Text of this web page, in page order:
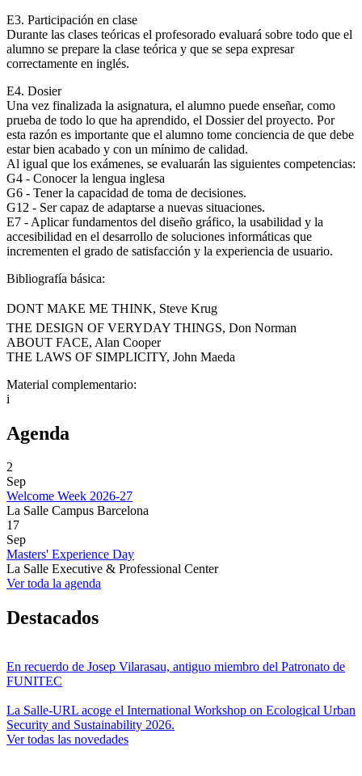
E3. Participación en clase
Durante las clases teóricas el profesorado evaluará sobre todo que el
alumno se prepare la clase teórica y que se sepa expresar
correctamente en inglés.
E4. Dosier
Una vez finalizada la asignatura, el alumno puede enseñar, como
prueba de todo lo que ha aprendido, el Dossier del proyecto. Por
esta razón es importante que el alumno tome conciencia de que debe
estar bien acabado y con un mínimo de calidad.
Al igual que los exámenes, se evaluarán las siguientes competencias:
G4 - Conocer la lengua inglesa
G6 - Tener la capacidad de toma de decisiones.
G12 - Ser capaz de adaptarse a nuevas situaciones.
E7 - Aplicar fundamentos del diseño gráfico, la usabilidad y la
accesibilidad en el desarrollo de soluciones informáticas que
incrementen el grado de satisfacción y la experiencia de usuario.
Bibliografía básica:
DONT MAKE ME THINK, Steve Krug
THE DESIGN OF VERYDAY THINGS, Don Norman
ABOUT FACE, Alan Cooper
THE LAWS OF SIMPLICITY, John Maeda
Material complementario:
i
Agenda
2
Sep
Welcome Week 2026-27
La Salle Campus Barcelona
17
Sep
Masters' Experience Day
La Salle Executive & Professional Center
Ver toda la agenda
Destacados
En recuerdo de Josep Vilarasau, antiguo miembro del Patronato de
FUNITEC
La Salle-URL acoge el International Workshop on Ecological Urban
Security and Sustainability 2026.
Ver todas las novedades